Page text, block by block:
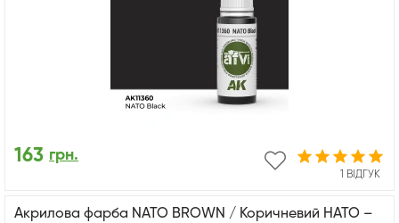
1 ВІДГУК
163 грн.
Акрилова фарба NATO BROWN / Коричневий НАТО –